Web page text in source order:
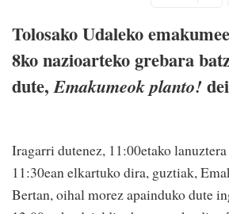
Tolosako Udaleko
8ko nazioarteko grebara
dute,Emakumeok planto!
Iragarri dutenez, 11:00etako
11:30ean elkartuko dira, guztiak,
Bertan, oihal morez apainduko dute